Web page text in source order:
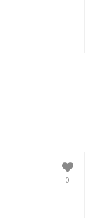
0